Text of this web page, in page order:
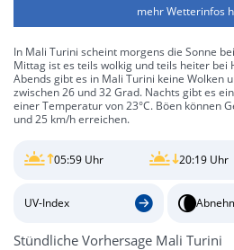
mehr Wetterinfos
In Mali Turini scheint morgens die Sonne
Mittag ist es teils wolkig und teils heiter bei
Abends gibt es in Mali Turini keine Wolken
zwischen 26 und 32 Grad. Nachts gibt es
einer Temperatur von 23°C. Böen können
und 25 km/h erreichen.
05:59 Uhr 20:19 Uhr
UV-Index
Stündliche Vorhersage Mali Turini